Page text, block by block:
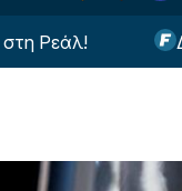
Διαιτητής